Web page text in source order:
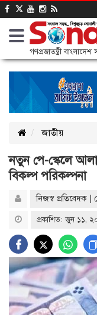
গণপ্রজাতন্ত্রী
জাতীয়
নতুন পে-স্কেলে
বিকল্প পরিকল্পনা
নিজস্ব প্রতিবেদক |
প্রকাশিত: জুন ১১,